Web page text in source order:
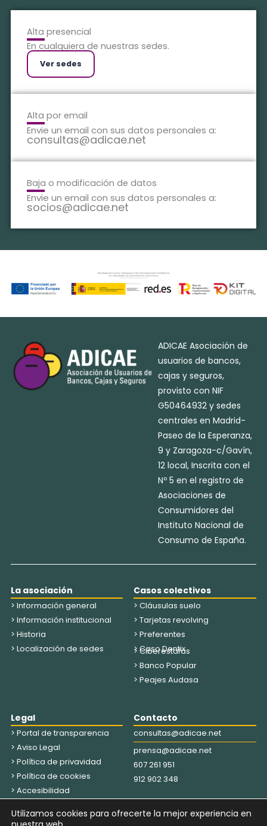
Alta presencial
En cualquiera de nuestras sedes.
Ver sedes
Alta por email
Envie un email con sus datos personales a:
consultas@adicae.net
Baja o modificación de datos
Envie un email con sus datos personales a:
socios@adicae.net
ADICAE Asociación de
usuarios de bancos,
cajas y seguros,
provisto con NIF
G50464932 y sedes
centrales en Madrid-
Paseo de la Esperanza,
9 y Zaragoza-c/Gavín,
12 local, Inscrita con el
Nº 5 en el registro de
Asociaciones de
Consumidores del
Instituto Nacional de
Consumo de España.
La asociación
> Información general
> Información institucional
> Historia
> Localización de sedes
Casos colectivos
> Cláusulas suelo
> Tarjetas revolving
> Preferentes
> Caso Dentix
> Ciberestafas
> Banco Popular
> Peajes Audasa
Legal
> Portal de transparencia
> Aviso Legal
> Política de privavidad
> Política de cookies
> Accesibilidad
Contacto
consultas@adicae.net
prensa@adicae.net
607 261 951
912 902 348
HÁGASE SOCIO EDUCACIÓN FINANCIERA
Utilizamos cookies para ofrecerte la mejor experiencia en